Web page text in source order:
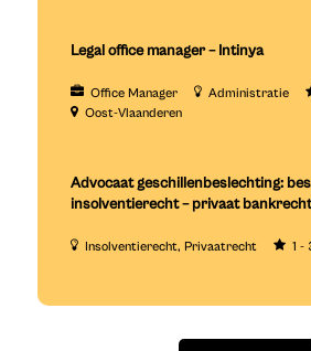
Legal office manager – Intinya
Office Manager Administratie
Oost-Vlaanderen
Advocaat geschillenbeslechting:
insolventierecht – privaat
Insolventierecht Privaatrecht 1 -